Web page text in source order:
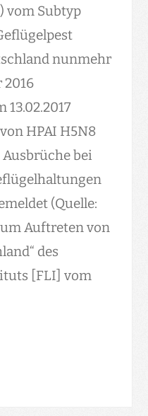
vom Subtyp
nunmehr
13.02.2017
HPAI H5N8
bei
(Quelle:
Auftreten von
des
[FLI] vom